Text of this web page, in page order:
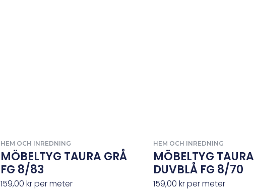
HEM OCH INREDNING
MÖBELTYG TAURA GRÅ
FG 8/83
159,00krper meter
HEM OCH INREDNING
MÖBELTYG TAURA
DUVBLÅ FG 8/70
159,00 krper meter